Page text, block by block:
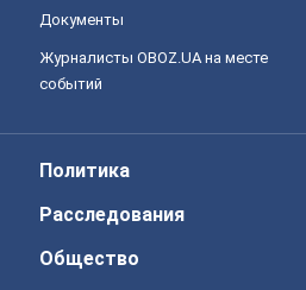
Документы
Журналисты OBOZ.UA на месте
событий
Политика
Расследования
Общество